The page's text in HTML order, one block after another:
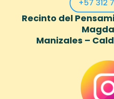
+57 312
Recinto del
Manizales –